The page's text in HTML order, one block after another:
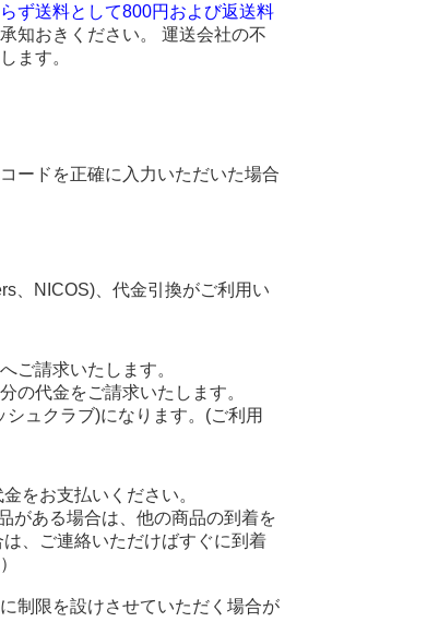
ず送料として800円および返送料
知おきください。 運送会社の不
ます。
ードを正確に入力いただいた場合
、NICOS)、代金引換がご利用い
ご請求いたします。
の代金をご請求いたします。
ュクラブ)になります。(ご利用
をお支払いください。
がある場合は、他の商品の到着を
、ご連絡いただけばすぐに到着
制限を設けさせていただく場合が